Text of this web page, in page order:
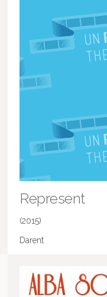
Represent
(2015)
Darent